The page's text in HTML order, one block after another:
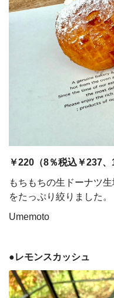
￥220（8％税込￥237、
もちもちの生ドーナツ
をたっぷり絞りました。
Umemoto
●レモンスカッシュ